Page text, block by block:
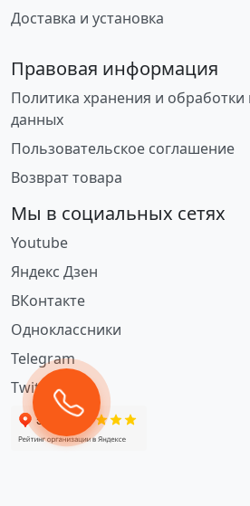
Доставка и установка
Правовая информация
Политика хранения и
данных
Пользовательское соглашение
Возврат товара
Мы в социальных сетях
Youtube
Яндекс Дзен
ВКонтакте
Одноклассники
Telegram
Twitter